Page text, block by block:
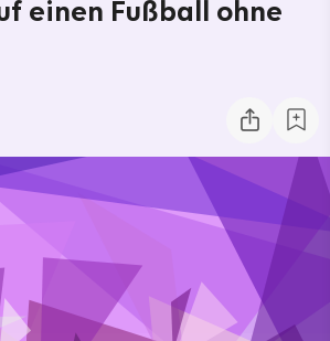
einen Fußball ohne